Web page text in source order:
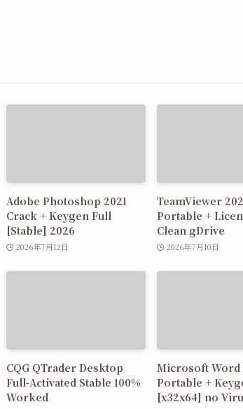
Adobe Photoshop 2021
Crack + Keygen Full
[Stable] 2026
2026年7月12日
TeamViewer
Portable +
Clean gDrive
2026年7月10日
CQG QTrader Desktop
Full-Activated Stable 100%
Worked
Microsoft Word
Portable +
[x32x64] no